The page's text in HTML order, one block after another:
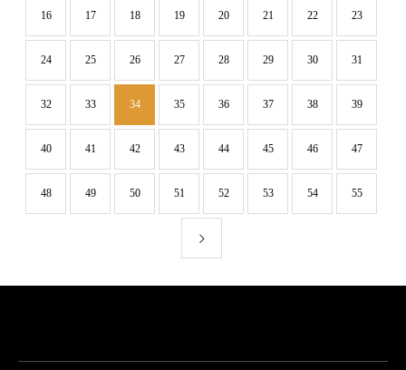
16 17 18 19 20 21 22 23
24 25 26 27 28 29 30 31
32 33 34 35 36 37 38 39
40 41 42 43 44 45 46 47
48 49 50 51 52 53 54 55